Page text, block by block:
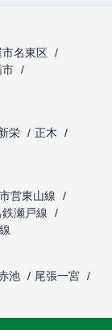
名東区
市
栄
正木
営東山線
鉄瀬戸線
池
尾張一宮